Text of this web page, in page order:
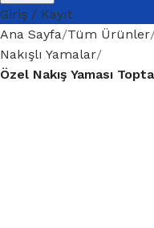
Giriş / Kayıt
Ana Sayfa Tüm Ürünler
Nakışlı Yamalar
Özel Nakış Yaması